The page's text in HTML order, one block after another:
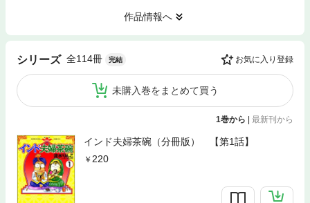
作品情報へ
シリーズ 全114冊 完結 お気に入り登録
未購入巻をまとめて買う
1巻から | 最新刊から
インド夫婦茶碗（分冊版） 【第1話】
220